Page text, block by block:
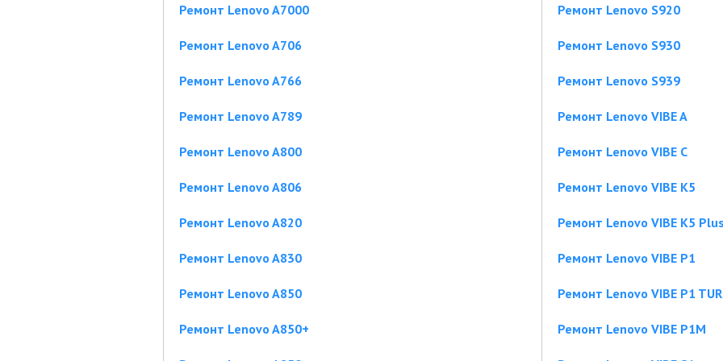
Ремонт Lenovo A7000
Ремонт Lenovo A706
Ремонт Lenovo A766
Ремонт Lenovo A789
Ремонт Lenovo A800
Ремонт Lenovo A806
Ремонт Lenovo A820
Ремонт Lenovo A830
Ремонт Lenovo A850
Ремонт Lenovo A850+
Ремонт Lenovo S920
Ремонт Lenovo S930
Ремонт Lenovo S939
Ремонт Lenovo VIBE A
Ремонт Lenovo VIBE C
Ремонт Lenovo VIBE K5
Ремонт Lenovo VIBE K5 Plus
Ремонт Lenovo VIBE P1
Ремонт Lenovo VIBE P1
Ремонт Lenovo VIBE P1M